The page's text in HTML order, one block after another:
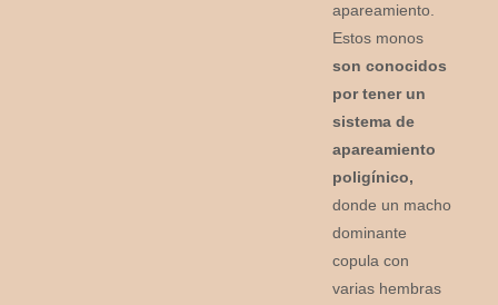
apareamiento.
Estos monos
son conocidos
por tener un
sistema de
apareamiento
poligínico,
donde un macho
dominante
copula con
varias hembras